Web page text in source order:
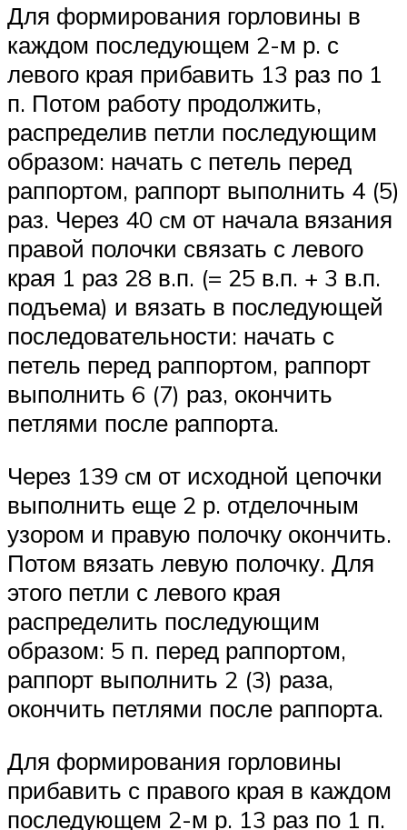
Для формирования горловины в
каждом последующем 2-м р. с
левого края прибавить 13 раз по 1
п. Потом работу продолжить,
распределив петли последующим
образом: начать с петель перед
раппортом, раппорт выполнить 4 (5)
раз. Через 40 cм от начала вязания
правой полочки связать с левого
края 1 раз 28 в.п. (= 25 в.п. + 3 в.п.
подъема) и вязать в последующей
последовательности: начать с
петель перед раппортом, раппорт
выполнить 6 (7) раз, окончить
петлями после раппорта.
Через 139 cм от исходной цепочки
выполнить еще 2 р. отделочным
узором и правую полочку окончить.
Потом вязать левую полочку. Для
этого петли с левого края
распределить последующим
образом: 5 п. перед раппортом,
раппорт выполнить 2 (3) раза,
окончить петлями после раппорта.
Для формирования горловины
прибавить с правого края в каждом
последующем 2-м р. 13 раз по 1 п.